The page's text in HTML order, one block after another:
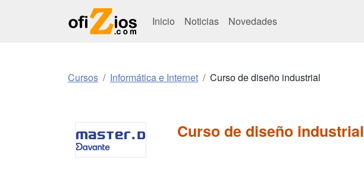
Inicio Noticias Novedades
Cursos Informática e Internet Curso de diseño industrial
Curso de diseño industrial